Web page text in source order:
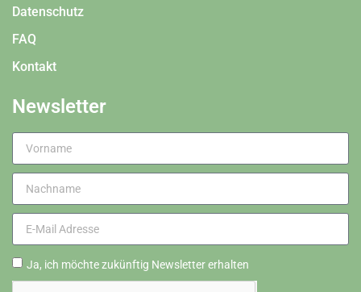
Datenschutz
FAQ
Kontakt
Newsletter
Ja, ich möchte zukünftig Newsletter erhalten